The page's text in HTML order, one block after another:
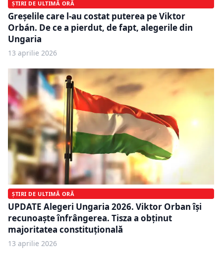
ȘTIRI DE ULTIMĂ ORĂ
Greșelile care l-au costat puterea pe Viktor
Orbán. De ce a pierdut, de fapt, alegerile din
Ungaria
13 aprilie 2026
ȘTIRI DE ULTIMĂ ORĂ
UPDATE Alegeri Ungaria 2026. Viktor Orban îşi
recunoaşte înfrângerea. Tisza a obținut
majoritatea constituţională
13 aprilie 2026